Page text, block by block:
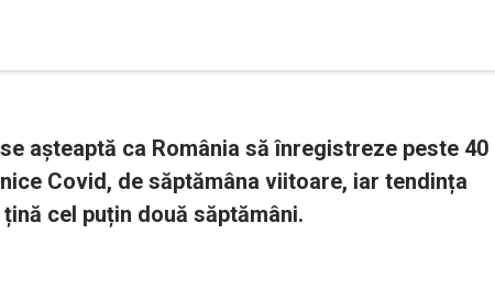
așteaptă ca România să înregistreze peste 40
Covid, de săptămâna viitoare, iar tendința
cel puțin două săptămâni.